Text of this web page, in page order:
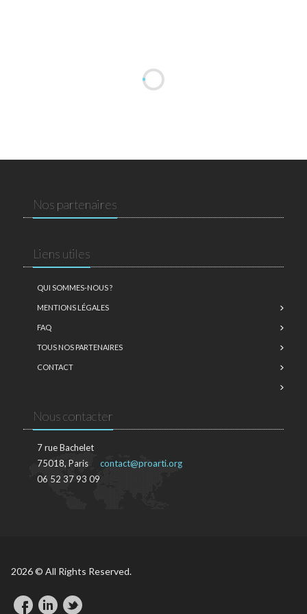
Nos partenaires
Liens utiles
QUI SOMMES-NOUS ?
MENTIONS LÉGALES
FAQ
TOUS NOS PARTENAIRES
CONTACT
Nous contacter
7 rue Bachelet
75018, Paris
06 52 37 93 09
contact@proarti.org
2026 © All Rights Reserved.